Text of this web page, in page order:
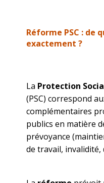
Réforme PSC : de
exactement ?
La Protection
(PSC) correspond
complémentaires
publics en matière
prévoyance
de travail, invalidité,